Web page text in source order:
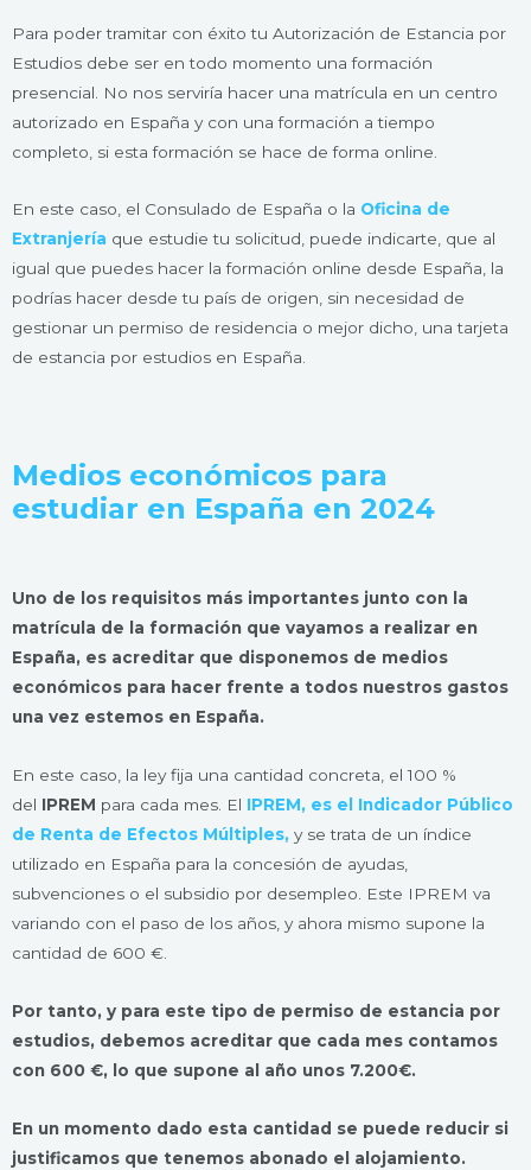
Para poder tramitar con éxito tu Autorización de Estancia por
Estudios debe ser en todo momento una formación
presencial. No nos serviría hacer una matrícula en un centro
autorizado en España y con una formación a tiempo
completo, si esta formación se hace de forma online.
En este caso, el Consulado de España o la Oficina de
Extranjería que estudie tu solicitud, puede indicarte, que al
igual que puedes hacer la formación online desde España, la
podrías hacer desde tu país de origen, sin necesidad de
gestionar un permiso de residencia o mejor dicho, una tarjeta
de estancia por estudios en España.
Medios económicos para
estudiar en España en 2024
Uno de los requisitos más importantes junto con la
matrícula de la formación que vayamos a realizar en
España, es acreditar que disponemos de medios
económicos para hacer frente a todos nuestros gastos
una vez estemos en España.
En este caso, la ley fija una cantidad concreta, el 100 %
del IPREM para cada mes. El IPREM, es el Indicador Público
de Renta de Efectos Múltiples, y se trata de un índice
utilizado en España para la concesión de ayudas,
subvenciones o el subsidio por desempleo. Este IPREM va
variando con el paso de los años, y ahora mismo supone la
cantidad de 600 €.
Por tanto, y para este tipo de permiso de estancia por
estudios, debemos acreditar que cada mes contamos
con 600 €, lo que supone al año unos 7.200€.
En un momento dado esta cantidad se puede reducir si
justificamos que tenemos abonado el alojamiento.